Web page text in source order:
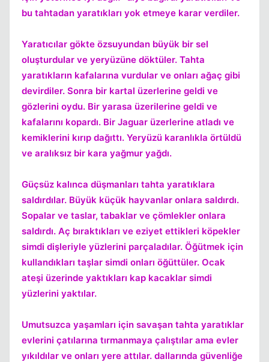
bu tahtadan yaratıkları yok etmeye karar verdiler.
Yaratıcılar gökte özsuyundan büyük bir sel
oluşturdular ve yeryüzüne döktüler. Tahta
yaratıkların kafalarına vurdular ve onları ağaç gibi
devirdiler. Sonra bir kartal üzerlerine geldi ve
gözlerini oydu. Bir yarasa üzerilerine geldi ve
kafalarını kopardı. Bir Jaguar üzerlerine atladı ve
kemiklerini kırıp dağıttı. Yeryüzü karanlıkla örtüldü
ve aralıksız bir kara yağmur yağdı.
Güçsüz kalınca düşmanları tahta yaratıklara
saldırdılar. Büyük küçük hayvanlar onlara saldırdı.
Sopalar ve taslar, tabaklar ve çömlekler onlara
saldırdı. Aç bıraktıkları ve eziyet ettikleri köpekler
simdi dişleriyle yüzlerini parçaladılar. Öğütmek için
kullandıkları taşlar simdi onları öğüttüler. Ocak
ateşi üzerinde yaktıkları kap kacaklar simdi
yüzlerini yaktılar.
Umutsuzca yaşamları için savaşan tahta yaratıklar
evlerini çatılarına tırmanmaya çalıştılar ama evler
yıkıldılar ve onları yere attılar. dallarında güvenliğe